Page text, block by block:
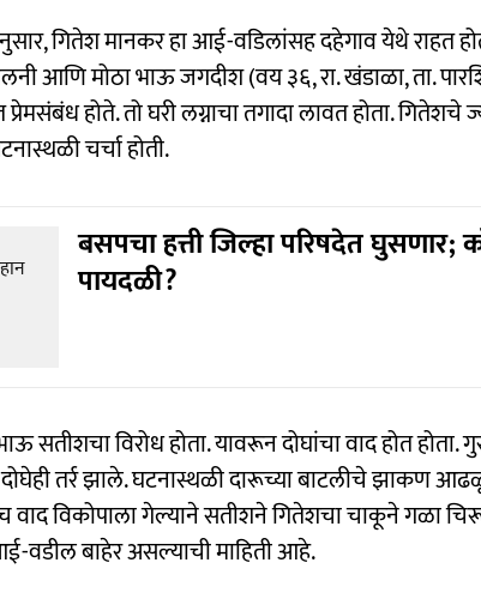
गितेश मानकर हा आई-वडिलांसह दहेगाव येथे राहत
आणि मोठा भाऊ जगदीश (वय ३६, रा. खंडाळा, ता.
होते. तो घरी लग्नाचा तगादा लावत होता. गितेशचे
चर्चा होती.
बसपचा हत्ती जिल्हा परिषदेत घुसणार;
पायदळी?
सतीशचा विरोध होता. यावरून दोघांचा वाद होत होता.
तर्र झाले. घटनास्थळी दारूच्या बाटलीचे झाकण
वाद विकोपाला गेल्याने सतीशने गितेशचा चाकूने गळा
वडील बाहेर असल्याची माहिती आहे.